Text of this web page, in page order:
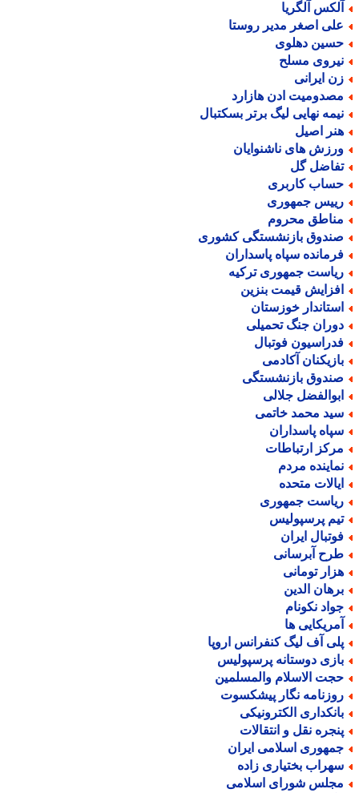
آلگریا
اصغر مدیر روستا
دهلوی
مسلح
ایرانی
ادن هازارد
نهایی لیگ برتر بسکتبال
اصیل
های ناشنوایان
گل
کاربری
جمهوری
محروم
بازنشستگی کشوری
سپاه پاسداران
جمهوری ترکیه
قیمت بنزین
خوزستان
جنگ تحمیلی
فوتبال
آکادمی
بازنشستگی
جلالی
محمد خاتمی
پاسداران
ارتباطات
مردم
متحده
جمهوری
پرسپولیس
ایران
آبرسانی
تومانی
الدین
نکونام
ها
آف لیگ کنفرانس اروپا
دوستانه پرسپولیس
الاسلام والمسلمین
نگار پیشکسوت
الکترونیکی
نقل و انتقالات
اسلامی ایران
بختیاری زاده
شورای اسلامی